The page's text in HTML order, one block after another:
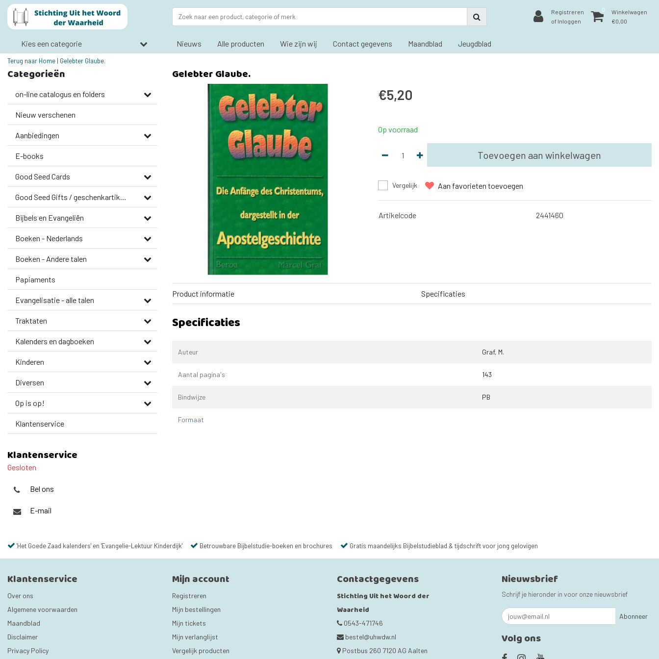
Registreren
of Inloggen
0
Winkelwagen
€0,00
Kies een categorie Nieuws Alle producten Wie zijn wij Contact gegevens Maandblad Jeugdblad
Terug naar Home | Gelebter Glaube.
Categorieën
on-line catalogus en folders
Nieuw verschenen
Aanbiedingen
E-books
Good Seed Cards
Good Seed Gifts / geschenkartikelen
Bijbels en Evangeliën
Boeken - Nederlands
Boeken - Andere talen
Papiaments
Evangelisatie - alle talen
Traktaten
Kalenders en dagboeken
Kinderen
Diversen
Op is op!
Klantenservice
Klantenservice
Gesloten
Bel ons
E-mail
Gelebter Glaube.
€5,20
Op voorraad
Toevoegen aan winkelwagen
Vergelijk Aan favorieten toevoegen
Artikelcode 2441460
Product informatie Specificaties
Specificaties
Auteur Graf, M.
Aantal pagina's 143
Bindwijze PB
Formaat
'Het Goede Zaad kalenders' en 'Evangelie-Lektuur Kinderdijk' Betrouwbare Bijbelstudie-boeken en brochures Gratis maandelijks Bijbelstudieblad & tijdschrift voor jong gelovigen
Klantenservice
Over ons
Algemene voorwaarden
Maandblad
Disclaimer
Privacy Policy
Mijn account
Registreren
Mijn bestellingen
Mijn tickets
Mijn verlanglijst
Vergelijk producten
Contactgegevens
Stichting Uit het Woord der
Waarheid
0543-471746
bestel@uhwdw.nl
Postbus 260 7120 AG Aalten
Nieuwsbrief
Schrijf je hieronder in voor onze nieuwsbrief
Abonneer
Volg ons